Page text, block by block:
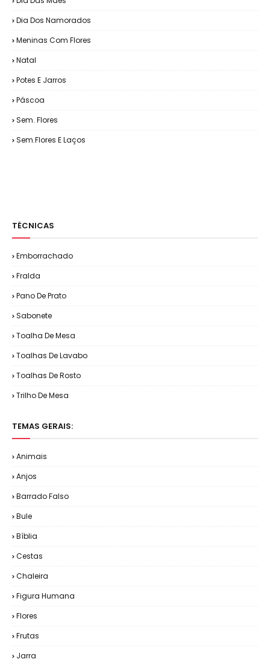
Dia Dos Namorados
Meninas Com Flores
Natal
Potes E Jarros
Páscoa
Sem. Flores
Sem.Flores E Laços
TÉCNICAS
Emborrachado
Fralda
Pano De Prato
Sabonete
Toalha De Mesa
Toalhas De Lavabo
Toalhas De Rosto
Trilho De Mesa
TEMAS GERAIS:
Animais
Anjos
Barrado Falso
Bule
Bíblia
Cestas
Chaleira
Figura Humana
Flores
Frutas
Jarra